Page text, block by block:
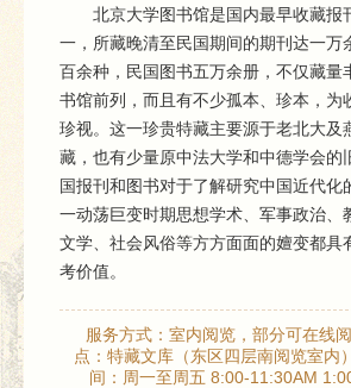
北京大学图书馆是国内最早收藏报
一，所藏晚清至民国期间的期刊达一万
百余种，民国图书五万余册，不仅藏量
书馆前列，而且有不少孤本、珍本，为
珍视。这一珍贵特藏主要源于老北大及
藏，也有少量原中法大学和中德学会的
国报刊和图书对于了解研究中国近代化
一动荡巨变时期思想学术、军事政治、
文学、社会风俗等方方面面的嬗变都具
考价值。
服务方式：室内阅览，部分可在线
点：特藏文库（东区四层南阅览室内）
间：周一至周五 8:00-11:30AM